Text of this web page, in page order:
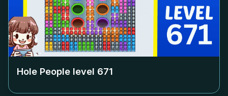
Hole People level 671